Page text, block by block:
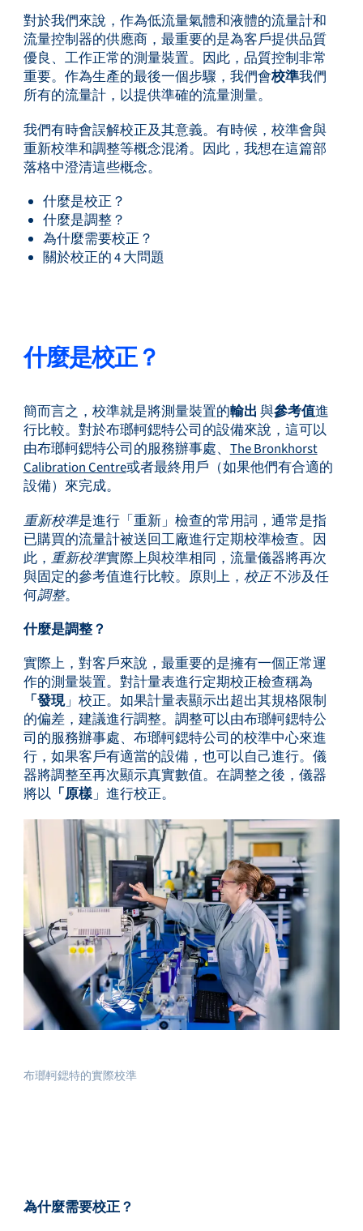
對於我們來說，作為低流量氣體和液體的流量計和
流量控制器的供應商，最重要的是為客戶提供品質
優良、工作正常的測量裝置。因此，品質控制非常
重要。作為生產的最後一個步驟，我們會校準我們
所有的流量計，以提供準確的流量測量。
我們有時會誤解校正及其意義。有時候，校準會與
重新校準和調整等概念混淆。因此，我想在這篇部
落格中澄清這些概念。
什麼是校正？
什麼是調整？
為什麼需要校正？
關於校正的 4 大問題
什麼是校正？
簡而言之，校準就是將測量裝置的輸出 與參考值進
行比較。對於布瑯軻鍶特公司的設備來說，這可以
由布瑯軻鍶特公司的服務辦事處、The Bronkhorst
Calibration Centre或者最終用戶（如果他們有合適的
設備）來完成。
重新校準是進行「重新」檢查的常用詞，通常是指
已購買的流量計被送回工廠進行定期校準檢查。因
此， 重新校準實際上與校準相同，流量儀器將再次
與固定的參考值進行比較。原則上， 校正不涉及任
何調整。
什麼是調整？
實際上，對客戶來說，最重要的是擁有一個正常運
作的測量裝置。對計量表進行定期校正檢查稱為
「發現」校正。如果計量表顯示出超出其規格限制
的偏差，建議進行調整。調整可以由布瑯軻鍶特公
司的服務辦事處、布瑯軻鍶特公司的校準中心來進
行，如果客戶有適當的設備，也可以自己進行。儀
器將調整至再次顯示真實數值。在調整之後，儀器
將以「原樣」進行校正。
布瑯軻鍶特的實際校準
為什麼需要校正？